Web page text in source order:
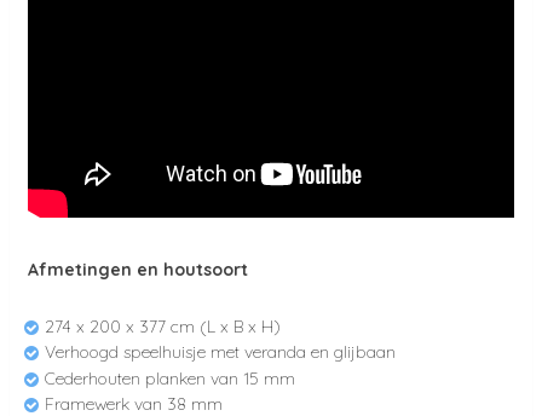
Afmetingen en houtsoort
274 x 200 x 377 cm (L x B x H)
Verhoogd speelhuisje met veranda en glijbaan
Cederhouten planken van 15 mm
Framewerk van 38 mm